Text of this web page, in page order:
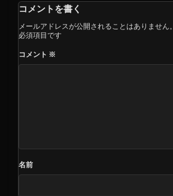
コメントを書く
メールアドレスが公開されることはありません。
必須項目です
コメント ※
名前